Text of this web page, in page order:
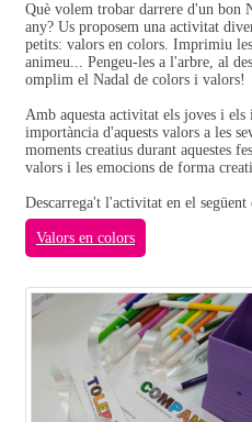
Què volem trobar darrere d'un bon
any? Us proposem una activitat
petits: valors en colors. Imprimiu
animeu... Pengeu-les a l'arbre, al
omplim el Nadal de colors i valors!
Amb aquesta activitat els joves i
importància d'aquests valors a les
moments creatius durant aquestes
valors i les emocions de forma
Descarrega't l'activitat en el següent
Valors en colors